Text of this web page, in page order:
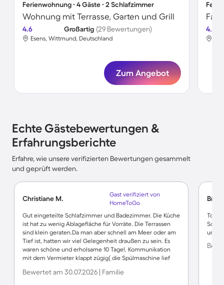
Ferienwohnung ∙ 4 Gäste ∙ 2 Schlafzimmer
Wohnung mit Terrasse, Garten und Grill
4.6 Großartig (29 Bewertungen)
Esens, Wittmund, Deutschland
Zum Angebot
4.8
Echte Gästebewertungen &
Erfahrungsberichte
Erfahre, wie unsere verifizierten Bewertungen gesammelt
und geprüft werden.
Christiane M.
Gast verifiziert von
HomeToGo
Gut eingeteilte Schlafzimmer und Badezimmer. Die Küche
ist hat zu wenig Ablagefläche für Vorräte. Die Terrassen
sind klein geraten.Da man aber schnell am Meer oder am
Tief ist, hatten wir viel Gelegenheit draußen zu sein. Es
waren schöne und erholsame 10 Tage!. Kommunikation
mit dem Vermieter klappt zügig( die Spülmaschine lief
Gebrauchsanweisung für den Mieter)
Bewertet am 30.07.2026 | Familie
Top
und